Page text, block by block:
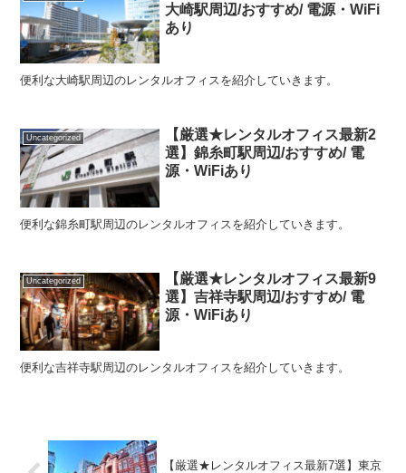
大崎駅周辺/おすすめ/ 電源・WiFi
あり
便利な大崎駅周辺のレンタルオフィスを紹介していきます。
Uncategorized
【厳選★レンタルオフィス最新2
選】錦糸町駅周辺/おすすめ/ 電
源・WiFiあり
便利な錦糸町駅周辺のレンタルオフィスを紹介していきます。
Uncategorized
【厳選★レンタルオフィス最新9
選】吉祥寺駅周辺/おすすめ/ 電
源・WiFiあり
便利な吉祥寺駅周辺のレンタルオフィスを紹介していきます。
【厳選★レンタルオフィス最新7選】東京